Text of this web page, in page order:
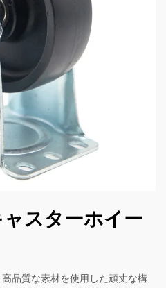
スターホイー
品質な素材を使用した頑丈な構